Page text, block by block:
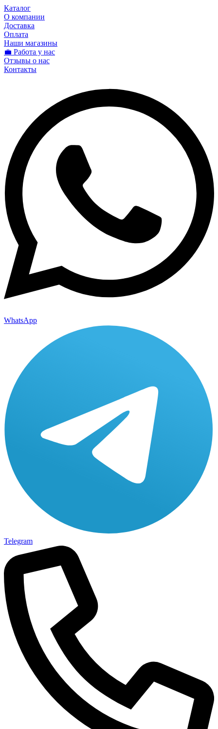
Каталог
О компании
Доставка
Оплата
Наши магазины
💼 Работа у нас
Отзывы о нас
Контакты
WhatsApp
Telegram